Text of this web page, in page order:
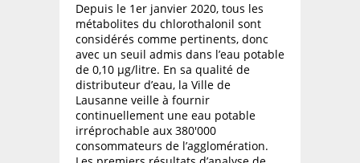
Depuis le 1er janvier 2020, tous les
métabolites du chlorothalonil sont
considérés comme pertinents, donc
avec un seuil admis dans l’eau potable
de 0,10 µg/litre. En sa qualité de
distributeur d’eau, la Ville de
Lausanne veille à fournir
continuellement une eau potable
irréprochable aux 380'000
consommateurs de l’agglomération.